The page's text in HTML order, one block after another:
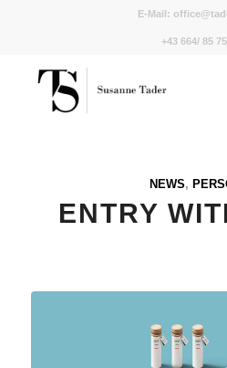
E-Mail:
+43 664/ 85
NEWS,
ENTRY